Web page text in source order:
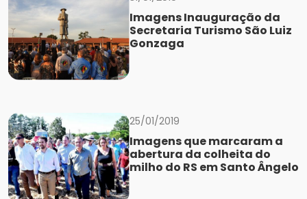
Imagens Inauguração da
Secretaria Turismo São Luiz
Gonzaga
25/01/2019
Imagens que marcaram a
abertura da colheita do
milho do RS em Santo Ângelo